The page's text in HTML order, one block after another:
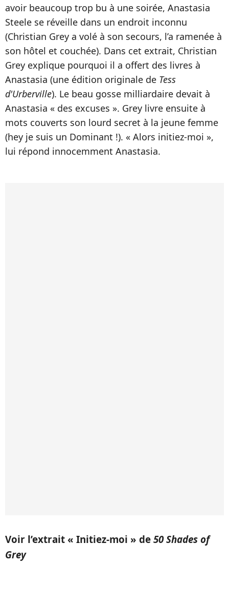
avoir beaucoup trop bu à une soirée, Anastasia
Steele se réveille dans un endroit inconnu
(Christian Grey a volé à son secours, l’a ramenée à
son hôtel et couchée). Dans cet extrait, Christian
Grey explique pourquoi il a offert des livres à
Anastasia (une édition originale de Tess
d'Urberville). Le beau gosse milliardaire devait à
Anastasia « des excuses ». Grey livre ensuite à
mots couverts son lourd secret à la jeune femme
(hey je suis un Dominant !). « Alors initiez-moi »,
lui répond innocemment Anastasia.
Voir l’extrait « Initiez-moi » de50 Shades of
Grey